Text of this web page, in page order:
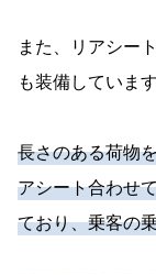
また、リアシー
も装備しています
長さのある荷物
アシート合わせ
ており、乗客の